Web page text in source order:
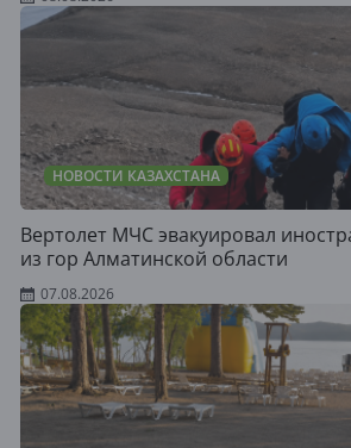
НОВОСТИ КАЗАХСТАНА
Вертолет МЧС эвакуировал
из гор Алматинской области
07.08.2026